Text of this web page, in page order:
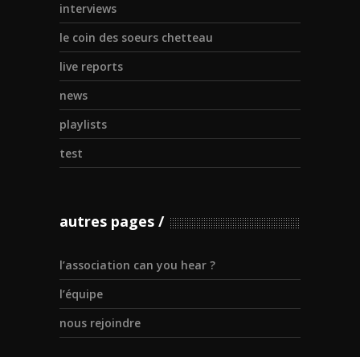
interviews
le coin des soeurs chetteau
live reports
news
playlists
test
autres pages
l’association can you hear ?
l’équipe
nous rejoindre